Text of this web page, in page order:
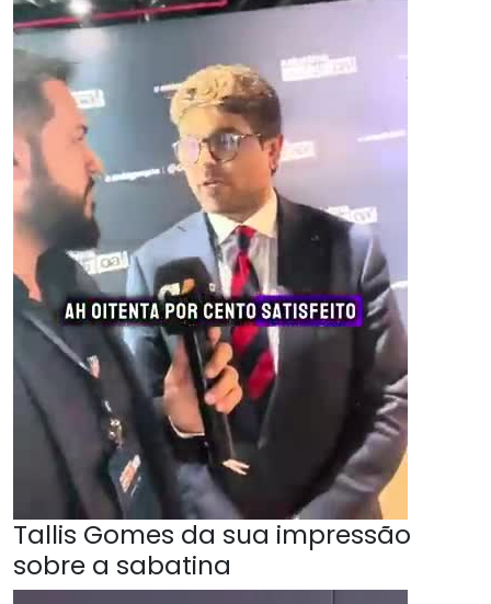
Tallis Gomes da sua impressão
sobre a sabatina